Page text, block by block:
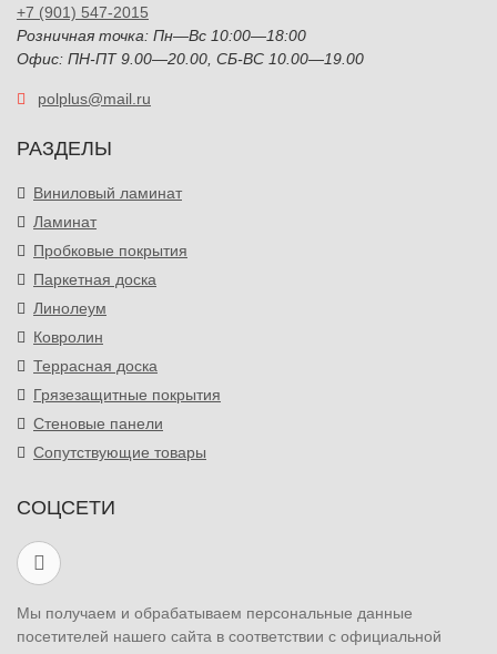
+7 (901) 547-2015
Розничная точка: Пн—Вс 10:00—18:00
Офис: ПН-ПТ 9.00—20.00, СБ-ВС 10.00—19.00
polplus@mail.ru
РАЗДЕЛЫ
Виниловый ламинат
Ламинат
Пробковые покрытия
Паркетная доска
Линолеум
Ковролин
Террасная доска
Грязезащитные покрытия
Стеновые панели
Сопутствующие товары
СОЦСЕТИ
Мы получаем и обрабатываем персональные данные
посетителей нашего сайта в соответствии с официальной